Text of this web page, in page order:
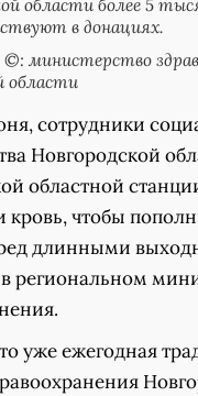
области более 5
в донациях.
министерство
области
сотрудники
Новгородской
областной
кровь, чтобы
длинными
региональном
уже ежегодная